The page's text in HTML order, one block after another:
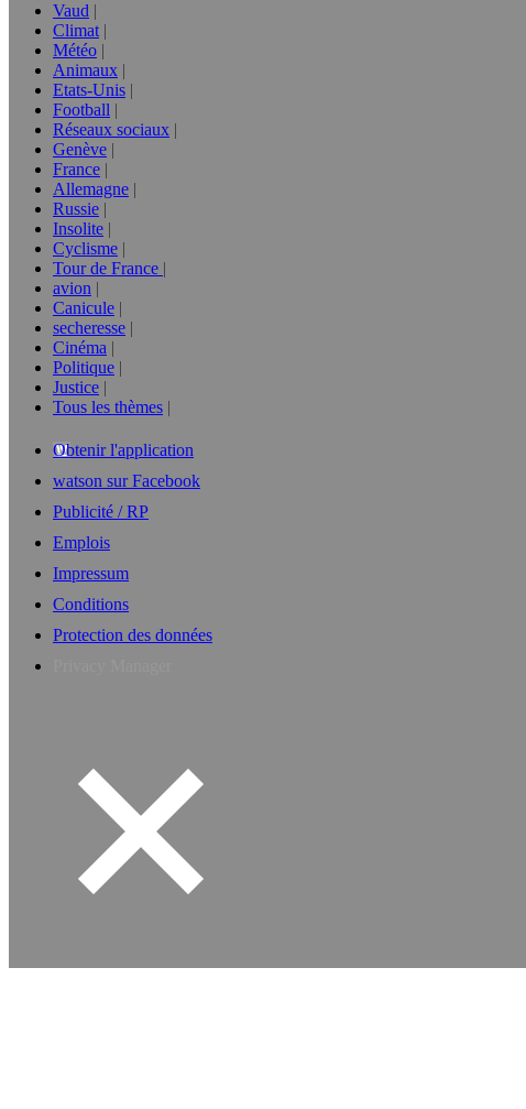
Vaud
Climat
Météo
Animaux
Etats-Unis
Football
Réseaux sociaux
Genève
France
Allemagne
Russie
Insolite
Cyclisme
Tour de France
avion
Canicule
secheresse
Cinéma
Politique
Justice
Tous les thèmes
Obtenir l'application
watson sur Facebook
Publicité / RP
Emplois
Impressum
Conditions
Protection des données